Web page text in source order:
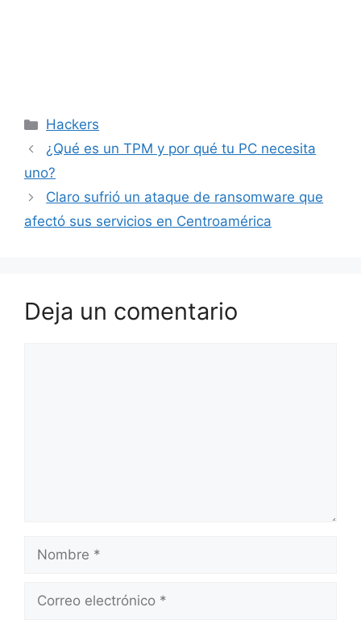
Categorías
Hackers
¿Qué es un TPM y por qué tu PC necesita
uno?
Claro sufrió un ataque de ransomware que
afectó sus servicios en Centroamérica
Deja un comentario
Nombre
Correo